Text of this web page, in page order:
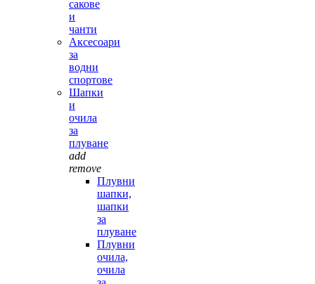
сакове
и
чанти
Аксесоари
за
водни
спортове
Шапки
и
очила
за
плуване
add
remove
Плувни
шапки,
шапки
за
плуване
Плувни
очила,
очила